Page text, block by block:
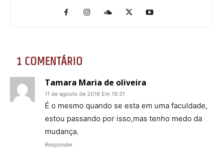
1 COMENTÁRIO
Tamara Maria de oliveira
11 de agosto de 2016 Em 19:31
É o mesmo quando se esta em uma faculdade,
estou passando por isso,mas tenho medo da
mudança.
Responder